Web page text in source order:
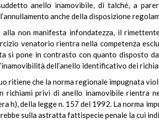
anello inamovibile, di talché, a
anche della disposizione
alla non manifesta infondatezza, il
venatorio rientra nella competenza
si pone in contrasto con quanto disposto
dell’anello identificativo dei
ritiene che la norma regionale impugnata
richiami privi di anello inamovibile rientra
h), della legge n. 157 del 1992. La norma
sulla astratta fattispecie penale la cui